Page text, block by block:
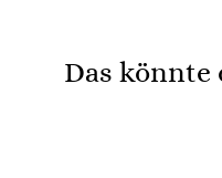
Das könnte